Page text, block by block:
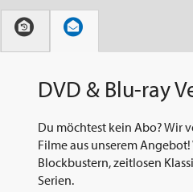
DVD & Blu-ray
Du möchtest kein Abo? Wir
Filme aus unserem
Blockbustern, zeitlosen
Serien.